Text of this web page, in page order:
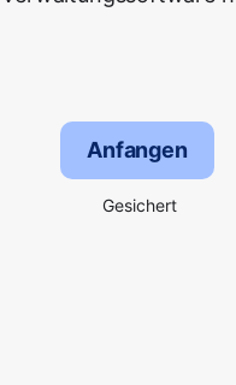
Anfangen
Gesichert